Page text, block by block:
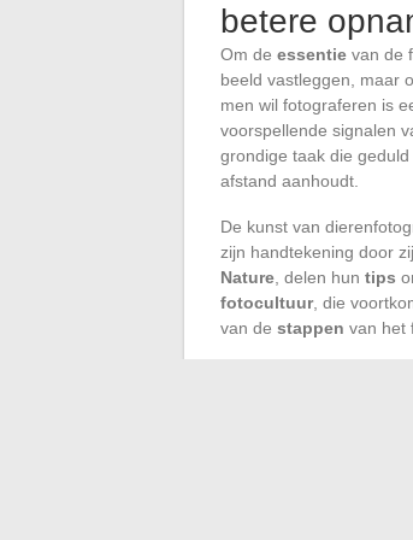
betere
Om de essentie van de
beeld vastleggen, maar
men wil fotograferen is
voorspellende signalen
grondige taak die
afstand aanhoudt.
De kunst van
zijn handtekening door
Nature , delen hun tips
fotocultuur, die
van de stappen van het